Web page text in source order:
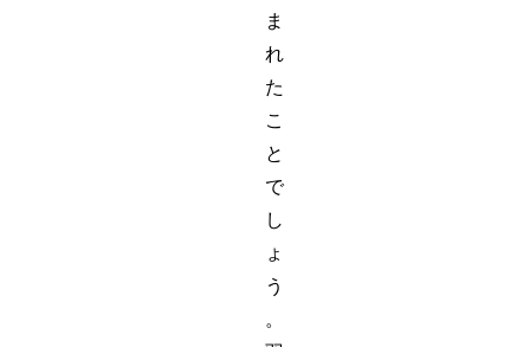
ま
れ
た
こ
と
で
し
ょ
う
。